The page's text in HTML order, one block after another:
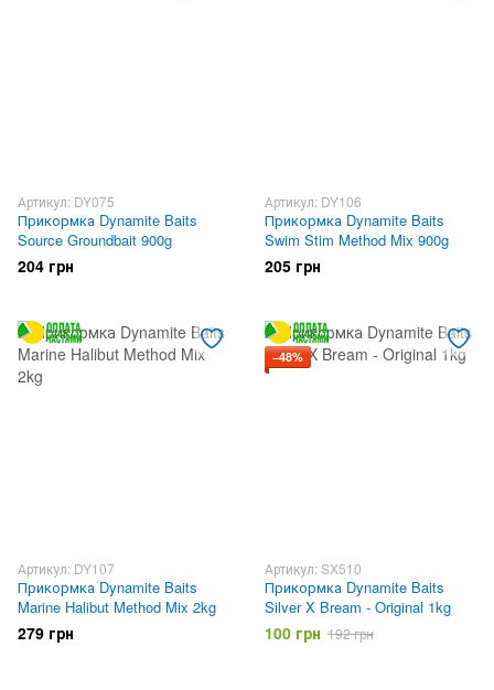
Артикул: DY075
Прикормка Dynamite Baits
Source Groundbait 900g
204 грн
Артикул: DY106
Прикормка Dynamite Baits
Swim Stim Method Mix 900g
205 грн
Артикул: DY107
Прикормка Dynamite Baits
Marine Halibut Method Mix 2kg
279 грн
−48%
Артикул: SX510
Прикормка Dynamite Baits
Silver X Bream - Original 1kg
100 грн 192 грн